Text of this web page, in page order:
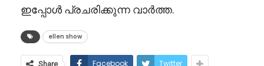
ഇപ്പോൾ പ്രചരിക്കുന്ന വാർത്ത.
ellen show
Share Facebook Twitter